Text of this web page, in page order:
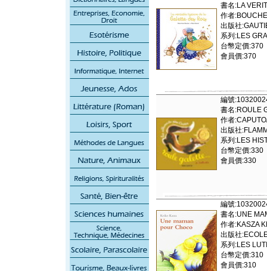
書名:LA
作者
出版社
系列:LES
台幣定價:370
會員價:370
編號
書名:ROULE
作者
出版社
系列:LES
台幣定價:330
會員價:330
編號
書名:UNE
作者:KASZA
出版社
系列:LES
台幣定價:310
會員價:310